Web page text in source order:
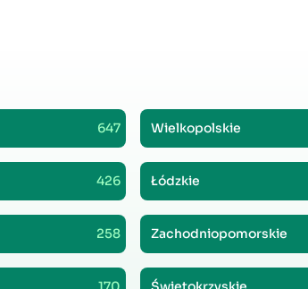
647 Wielkopolskie
426 Łódzkie
258 Zachodniopomorskie